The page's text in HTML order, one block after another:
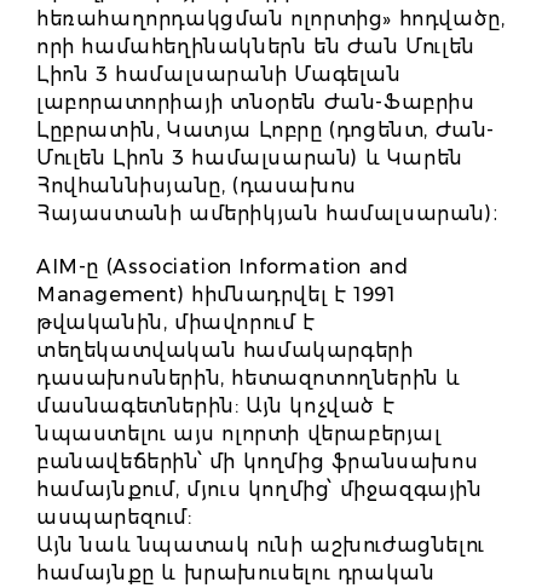
հեռահաղորդակցման ոլորտից» հոդվածը,
որի համահեղինակներն են Ժան Մուլեն
Լիոն 3 համալսարանի Մագելան
լաբորատորիայի տնօրեն Ժան-Ֆաբրիս
Լըբրատին, Կատյա Լոբրը (դոցենտ, Ժան-
Մուլեն Լիոն 3 համալսարան) և Կարեն
Հովհաննիսյանը, (դասախոս
Հայաստանի ամերիկյան համալսարան)։
AIM-ը (Association Information and
Management) հիմնադրվել է 1991
թվականին, միավորում է
տեղեկատվական համակարգերի
դասախոսներին, հետազոտողներին և
մասնագետներին: Այն կոչված է
նպաստելու այս ոլորտի վերաբերյալ
բանավեճերին՝ մի կողմից ֆրանսախոս
համայնքում, մյուս կողմից՝ միջազգային
ասպարեզում:
Այն նաև նպատակ ունի աշխուժացնելու
համայնքը և խրախուսելու դրական